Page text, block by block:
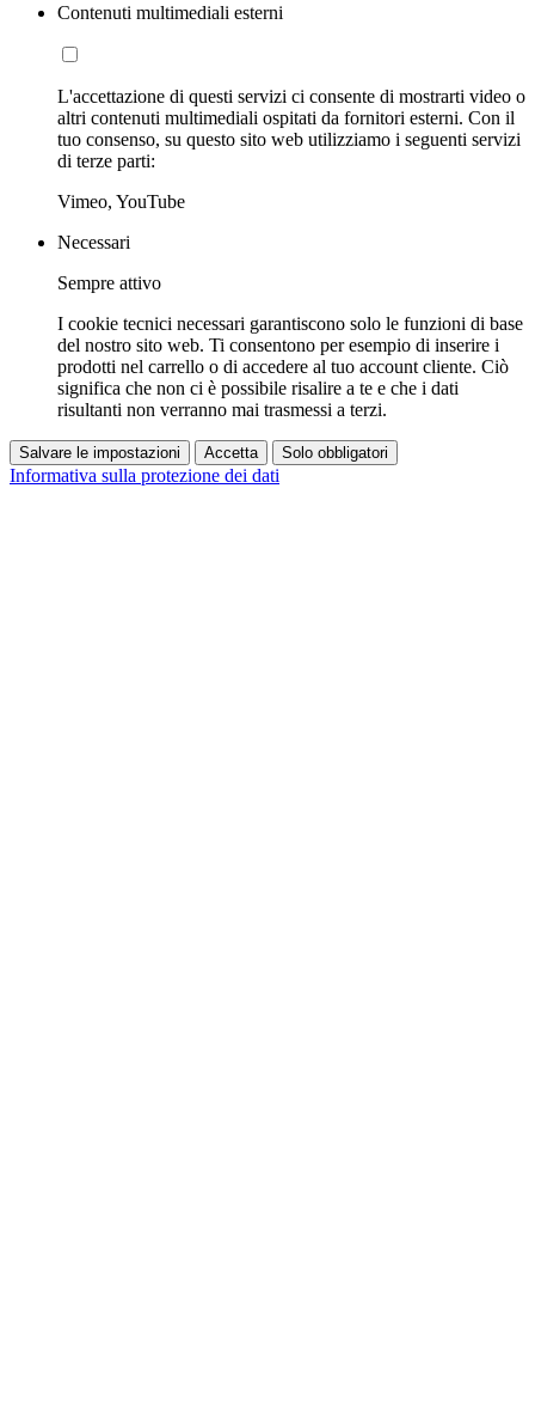
Contenuti multimediali esterni
L'accettazione di questi servizi ci consente di mostrarti video o
altri contenuti multimediali ospitati da fornitori esterni. Con il
tuo consenso, su questo sito web utilizziamo i seguenti servizi
di terze parti:
Vimeo, YouTube
Necessari
Sempre attivo
I cookie tecnici necessari garantiscono solo le funzioni di base
del nostro sito web. Ti consentono per esempio di inserire i
prodotti nel carrello o di accedere al tuo account cliente. Ciò
significa che non ci è possibile risalire a te e che i dati
risultanti non verranno mai trasmessi a terzi.
Salvare le impostazioni Accetta Solo obbligatori
Informativa sulla protezione dei dati